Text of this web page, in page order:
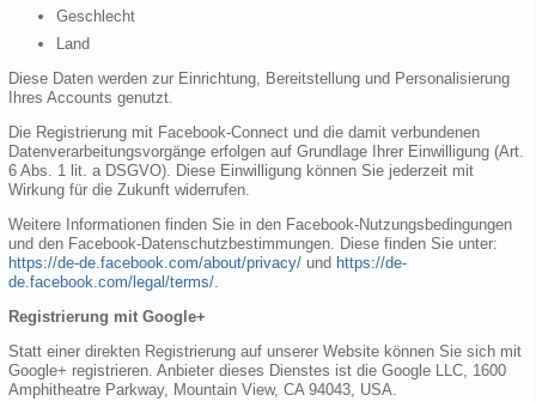
Geschlecht
Land
Diese Daten werden zur Einrichtung, Bereitstellung und Personalisierung
Ihres Accounts genutzt.
Die Registrierung mit Facebook-Connect und die damit verbundenen
Datenverarbeitungsvorgänge erfolgen auf Grundlage Ihrer Einwilligung (Art.
6 Abs. 1 lit. a DSGVO). Diese Einwilligung können Sie jederzeit mit
Wirkung für die Zukunft widerrufen.
Weitere Informationen finden Sie in den Facebook-Nutzungsbedingungen
und den Facebook-Datenschutzbestimmungen. Diese finden Sie unter:
https://de-de.facebook.com/about/privacy/ und https://de-
de.facebook.com/legal/terms/.
Registrierung mit Google+
Statt einer direkten Registrierung auf unserer Website können Sie sich mit
Google+ registrieren. Anbieter dieses Dienstes ist die Google LLC, 1600
Amphitheatre Parkway, Mountain View, CA 94043, USA.